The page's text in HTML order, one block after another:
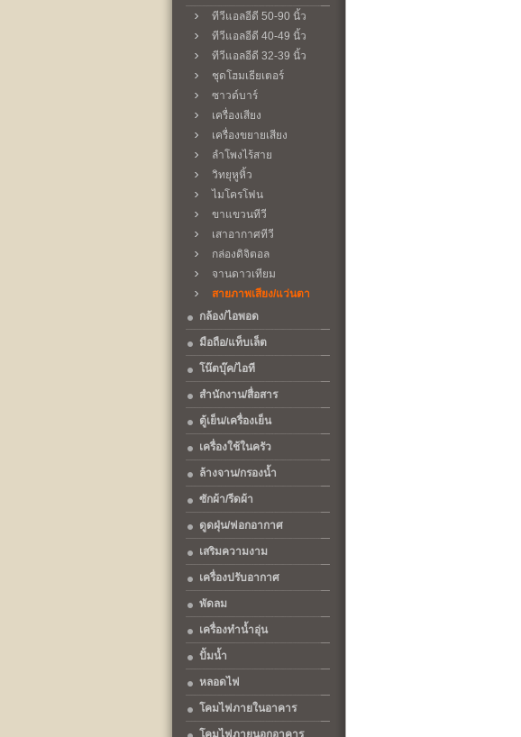
ทีวีแอลอีดี 50-90 นิ้ว
ทีวีแอลอีดี 40-49 นิ้ว
ทีวีแอลอีดี 32-39 นิ้ว
ชุดโฮมเธียเตอร์
ซาวด์บาร์
เครื่องเสียง
เครื่องขยายเสียง
ลำโพงไร้สาย
วิทยุหูหิ้ว
ไมโครโฟน
ขาแขวนทีวี
เสาอากาศทีวี
กล่องดิจิตอล
จานดาวเทียม
สายภาพเสียง/แว่นตา
กล้อง/ไอพอด
มือถือ/แท็บเล็ต
โน๊ตบุ๊ค/ไอที
สำนักงาน/สื่อสาร
ตู้เย็น/เครื่องเย็น
เครื่องใช้ในครัว
ล้างจาน/กรองน้ำ
ซักผ้า/รีดผ้า
ดูดฝุ่น/ฟอกอากาศ
เสริมความงาม
เครื่องปรับอากาศ
พัดลม
เครื่องทำน้ำอุ่น
ปั้มน้ำ
หลอดไฟ
โคมไฟภายในอาคาร
โคมไฟภายนอกอาคาร